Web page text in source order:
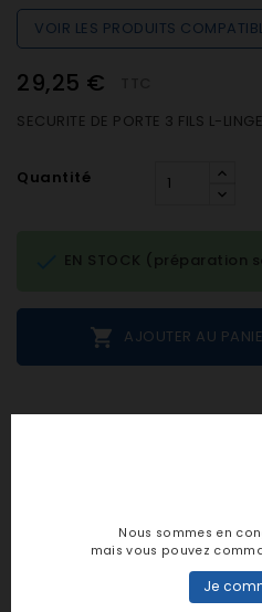
VOIR LES PRODUITS
29,25 €
SECURITE DE PORTE 3 FILS L-
Quantité
 AJOUTER AU
EN STOCK (préparation
Nous sommes en
mais vous pouvez
Je